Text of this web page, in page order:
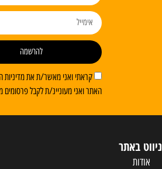
קראתי ואני מאשר/ת את מדיניות
האתר ואני מעוניינ/ת לקבל פרסומים
להרשמה
ניווט באתר
אודות